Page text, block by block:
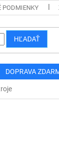
PODMIENKY
HĽADAŤ
DOPRAVA